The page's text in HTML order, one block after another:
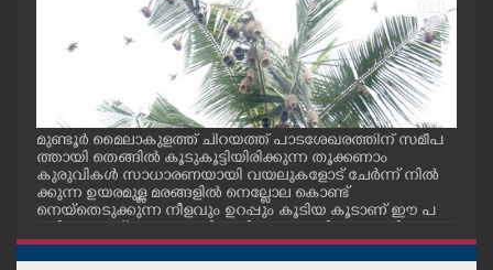
LIFESTYLE
SPIRITUAL
INFO+
ART
മുണ്ടൂർ മൈലാകുളത്ത് ചിറയത്ത് പാടശേഖരത്തിന് സമീപ
ത്തായി തെങ്ങിൽ കൂടുകൂട്ടിയിരിക്കുന്ന തൂക്കണാം
കുരുവികൾ സാധാരണയായി വയലുകളോട് ചേർന്ന് നിൽ
ക്കുന്ന ഉയരമുള്ള മരങ്ങളിൽ നെല്ലോല കൊണ്ട്
നെയ്തെടുക്കുന്ന നീളവും ഉറപ്പും കൂടിയ കൂടാണ് ഈ പ
വ അറിയപ്പെടുന്നു